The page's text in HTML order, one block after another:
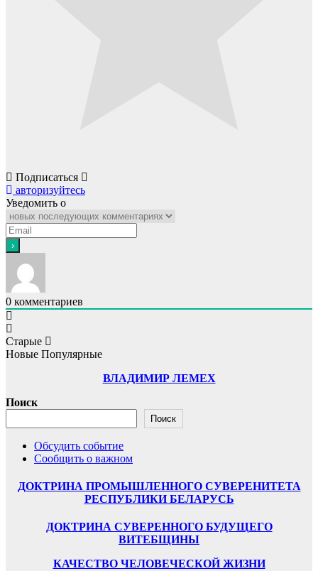
Подписаться
авторизуйтесь
Уведомить о
0 комментариев
Старые
Новые Популярные
ВЛАДИМИР ЛЕМЕХ
Поиск
Поиск
Обсудить событие
Сообщить о важном
ДОКТРИНА ПРОМЫШЛЕННОГО СУВЕРЕНИТЕТА
РЕСПУБЛИКИ БЕЛАРУСЬ
ДОКТРИНА СУВЕРЕННОГО БУДУЩЕГО
ВИТЕБЩИНЫ
КАЧЕСТВО ЧЕЛОВЕЧЕСКОЙ ЖИЗНИ